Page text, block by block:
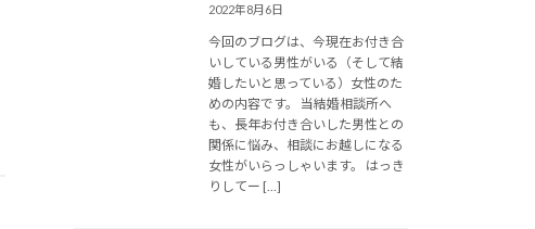
2022年8月6日
今回のブログは、今現在お付き合
いしている男性がいる（そして結
婚したいと思っている）女性のた
めの内容です。 当結婚相談所へ
も、長年お付き合いした男性との
関係に悩み、相談にお越しになる
女性がいらっしゃいます。 はっき
りしてー […]